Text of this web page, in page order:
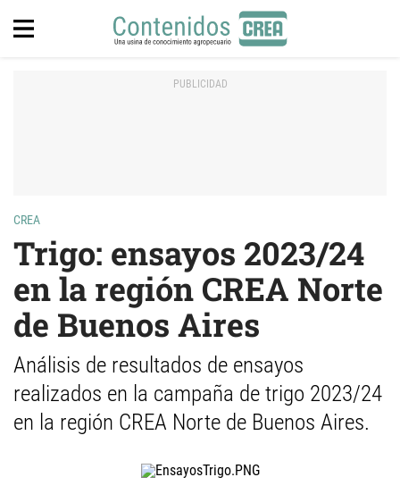
CREA
Trigo: ensayos 2023/24
en la región CREA Norte
de Buenos Aires
Análisis de resultados de ensayos
realizados en la campaña de trigo 2023/24
en la región CREA Norte de Buenos Aires.